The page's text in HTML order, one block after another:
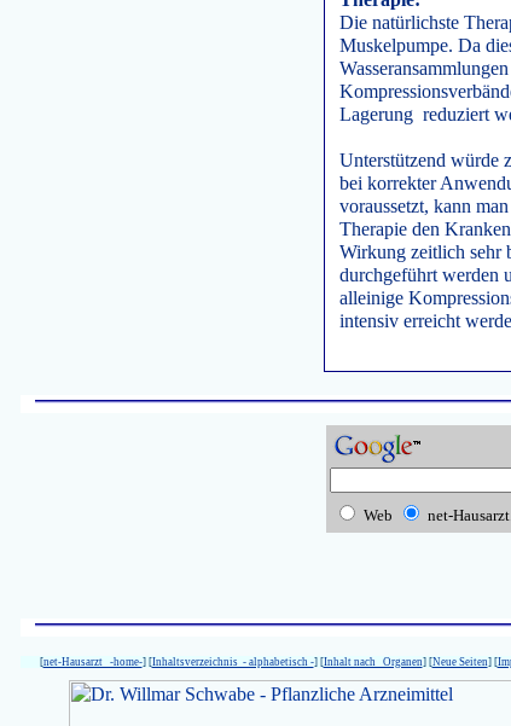
Die natürlichste
Muskelpumpe. Da
Lagerung reduziert
Unterstützend würde
bei korrekter
voraussetzt, kann
Therapie den
Wirkung zeitlich sehr
durchgeführt werden
alleinige
intensiv erreicht
Web net-
[net-Hausarzt -home-] [Inhaltsverzeichnis - alphabetisch -] [Inhalt nach Organen] [Neue Seiten] [